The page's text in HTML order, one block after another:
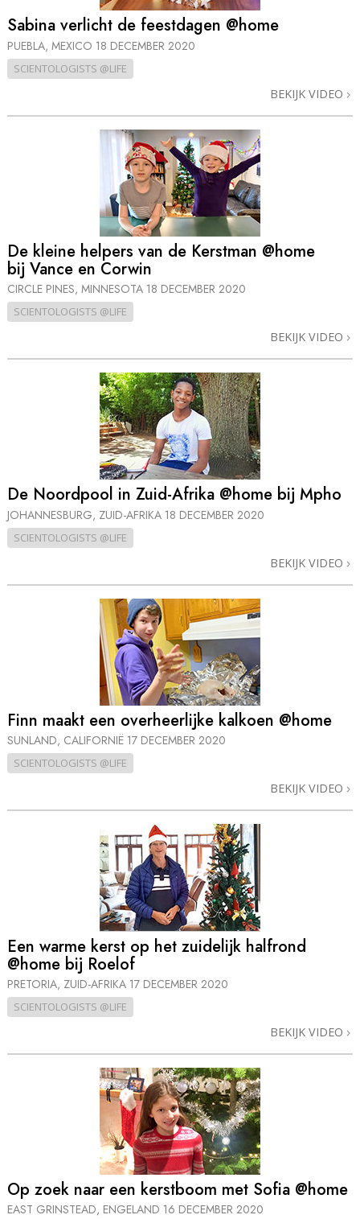
Sabina verlicht de feestdagen @home
PUEBLA, MEXICO 18 DECEMBER 2020
SCIENTOLOGISTS @LIFE
BEKIJK VIDEO
De kleine helpers van de Kerstman @home
bij Vance en Corwin
CIRCLE PINES, MINNESOTA 18 DECEMBER 2020
SCIENTOLOGISTS @LIFE
BEKIJK VIDEO
De Noordpool in Zuid-Afrika @home bij Mpho
JOHANNESBURG, ZUID-AFRIKA 18 DECEMBER 2020
SCIENTOLOGISTS @LIFE
BEKIJK VIDEO
Finn maakt een overheerlijke kalkoen @home
SUNLAND, CALIFORNIË 17 DECEMBER 2020
SCIENTOLOGISTS @LIFE
BEKIJK VIDEO
Een warme kerst op het zuidelijk halfrond
@home bij Roelof
PRETORIA, ZUID-AFRIKA 17 DECEMBER 2020
SCIENTOLOGISTS @LIFE
BEKIJK VIDEO
Op zoek naar een kerstboom met Sofia @home
EAST GRINSTEAD, ENGELAND 16 DECEMBER 2020